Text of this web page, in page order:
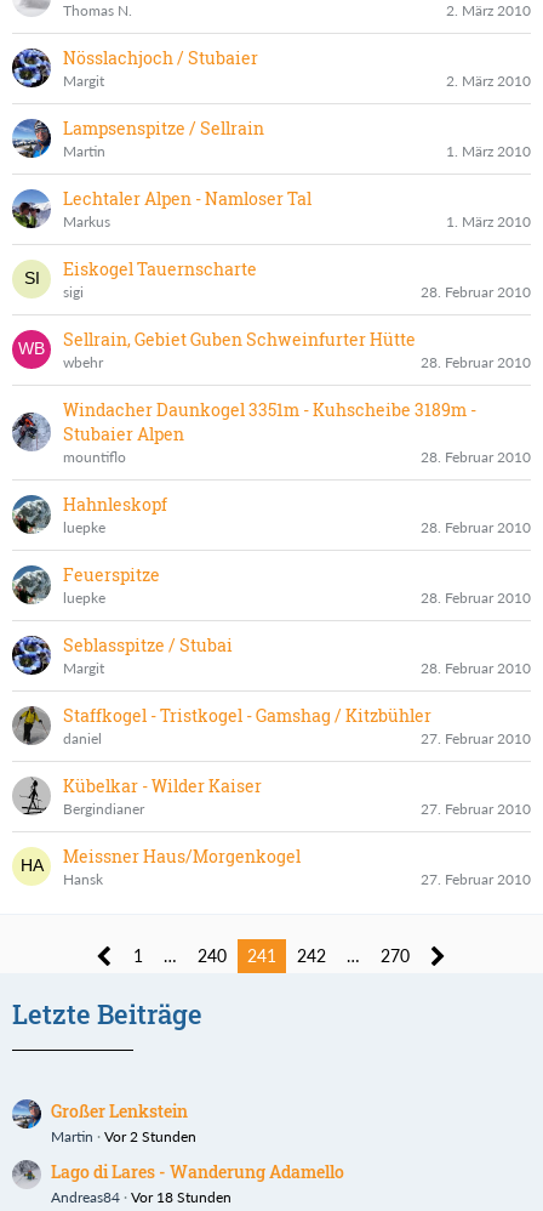
Thomas N. 2. März 2010
Nösslachjoch / Stubaier
Margit 2. März 2010
Lampsenspitze / Sellrain
Martin 1. März 2010
Lechtaler Alpen - Namloser Tal
Markus 1. März 2010
Eiskogel Tauernscharte
sigi 28. Februar 2010
Sellrain, Gebiet Guben Schweinfurter Hütte
wbehr 28. Februar 2010
Windacher Daunkogel 3351m - Kuhscheibe 3189m -
Stubaier Alpen
mountiflo 28. Februar 2010
Hahnleskopf
luepke 28. Februar 2010
Feuerspitze
luepke 28. Februar 2010
Seblasspitze / Stubai
Margit 28. Februar 2010
Staffkogel - Tristkogel - Gamshag / Kitzbühler
daniel 27. Februar 2010
Kübelkar - Wilder Kaiser
Bergindianer 27. Februar 2010
Meissner Haus/Morgenkogel
Hansk 27. Februar 2010
1 … 240 241 242 … 270
Letzte Beiträge
Großer Lenkstein
Martin Vor 2 Stunden
Lago di Lares - Wanderung Adamello
Andreas84 Vor 18 Stunden